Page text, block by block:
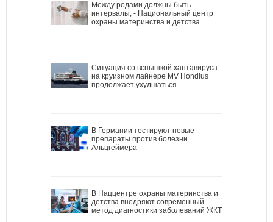
Между родами должны быть
интервалы, - Национальный центр
охраны материнства и детства
Ситуация со вспышкой хантавируса
на круизном лайнере MV Hondius
продолжает ухудшаться
В Германии тестируют новые
препараты против болезни
Альцгеймера
В Наццентре охраны материнства и
детства внедряют современный
метод диагностики заболеваний ЖКТ